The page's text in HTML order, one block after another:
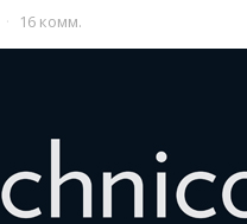
· 16 комм.